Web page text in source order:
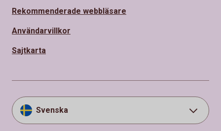
Rekommenderade webbläsare
Användarvillkor
Sajtkarta
Svenska